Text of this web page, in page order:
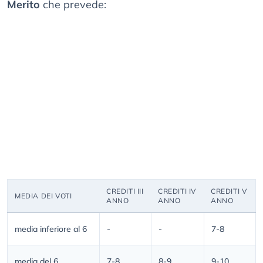
Merito che prevede:
MEDIA DEI VOTI
CREDITI III
ANNO
CREDITI IV
ANNO
CREDITI V
ANNO
media inferiore al 6 - - 7-8